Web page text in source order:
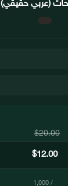
(عربي حقيقي)
$20.00
/ 1,000